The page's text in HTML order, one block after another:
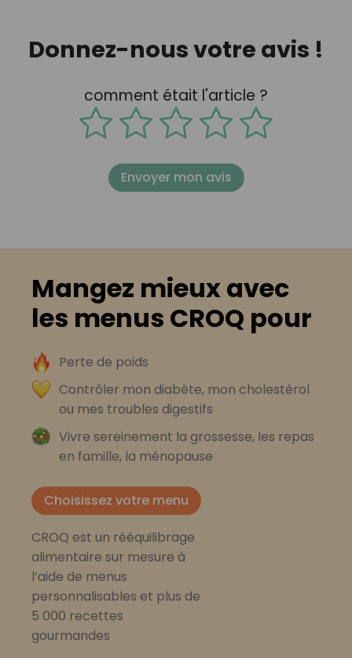
Donnez-nous votre avis !
comment était l'article ?
Envoyer mon avis
Mangez mieux avec
les menus CROQ pour
Perte de poids
Contrôler mon diabète, mon cholestérol
ou mes troubles digestifs
Vivre sereinement la grossesse, les repas
en famille, la ménopause
Choisissez votre menu
CROQ est un rééquilibrage
alimentaire sur mesure à
l’aide de menus
personnalisables et plus de
5 000 recettes
gourmandes